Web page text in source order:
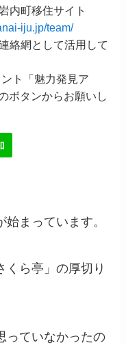
内町移住サイト
iju.jp/team/
絡網として活用して
ト「魅力発見ア
ボタンからお願いし
まっています。
くら亭」の厚切り
っていなかったの